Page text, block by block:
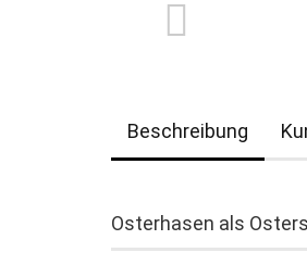
Beschreibung
Osterhasen als